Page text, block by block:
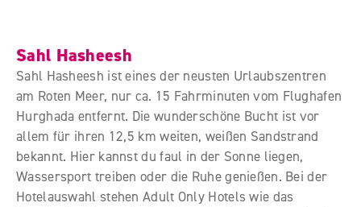
Sahl Hasheesh
Sahl Hasheesh ist eines der neusten Urlaubszentren
am Roten Meer, nur ca. 15 Fahrminuten vom Flughafen
Hurghada entfernt. Die wunderschöne Bucht ist vor
allem für ihren 12,5 km weiten, weißen Sandstrand
bekannt. Hier kannst du faul in der Sonne liegen,
Wassersport treiben oder die Ruhe genießen. Bei der
Hotelauswahl stehen Adult Only Hotels wie das